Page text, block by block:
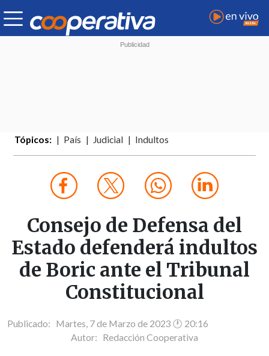
Tópicos: País Judicial Indultos
Consejo de Defensa del
Estado defenderá indultos
de Boric ante el Tribunal
Constitucional
Publicado: Martes, 7 de Marzo de 2023 🕐 20:16
Autor: Redacción Cooperativa